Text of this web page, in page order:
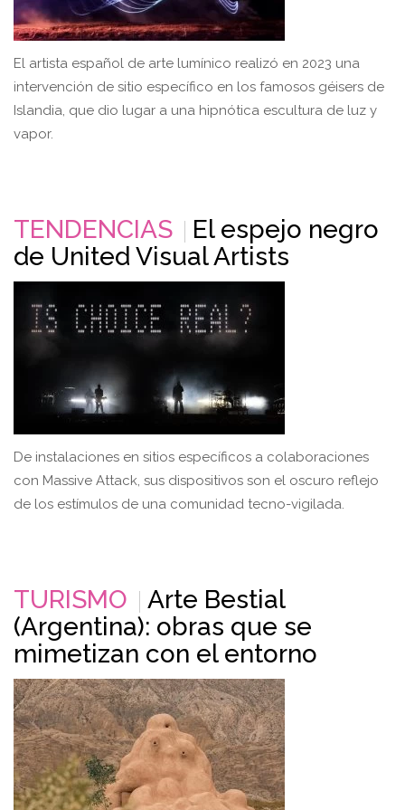
El artista español de arte lumínico realizó en 2023 una
intervención de sitio específico en los famosos géisers de
Islandia, que dio lugar a una hipnótica escultura de luz y
vapor.
TENDENCIAS
El espejo negro
de United Visual Artists
De instalaciones en sitios específicos a colaboraciones
con Massive Attack, sus dispositivos son el oscuro reflejo
de los estímulos de una comunidad tecno-vigilada.
TURISMO
Arte Bestial
(Argentina): obras que se
mimetizan con el entorno